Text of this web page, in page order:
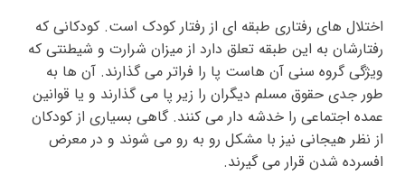
اختلال های رفتاری طبقه ای از رفتار کودک است. کودکانی که
رفتارشان به این طبقه تعلق دارد از میزان شرارت و شیطنتی که
ویژگی گروه سنی آن هاست پا را فراتر می گذارند. آن ها به
طور جدی حقوق مسلم دیگران را زیر پا می گذارند و یا قوانین
عمده اجتماعی را خدشه دار می کنند. گاهی بسیاری از کودکان
از نظر هیجانی نیز با مشکل رو به رو می شوند و در معرض
افسرده شدن قرار می گیرند.